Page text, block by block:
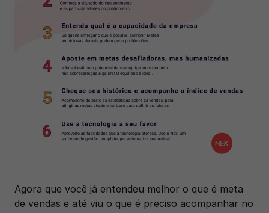
Agora que você já entendeu melhor o que é meta
de vendas e até viu o que é preciso acompanhar no